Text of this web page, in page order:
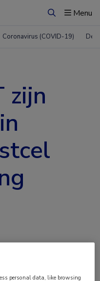
ZoekenMenu
Coronavirus (COVID-19)
zijn
personal data, like browsing